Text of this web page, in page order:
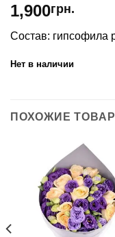
1,900грн.
Состав: гипсофила
Нет в наличии
ПОХОЖИЕ